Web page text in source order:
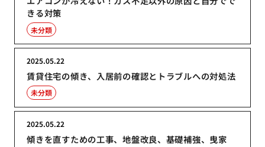
きる対策
未分類
賃貸住宅の傾き、入居前の確認とトラブルへの対処法
2025.05.22
未分類
傾きを直すための工事、地盤改良、基礎補強、曳家
2025.05.22